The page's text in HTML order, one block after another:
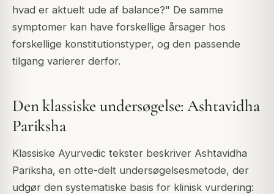
hvad er aktuelt ude af balance?" De samme
symptomer kan have forskellige årsager hos
forskellige konstitutionstyper, og den passende
tilgang varierer derfor.
Den klassiske undersøgelse: Ashtavidha
Pariksha
Klassiske Ayurvedic tekster beskriver Ashtavidha
Pariksha, en otte-delt undersøgelsesmetode, der
udgør den systematiske basis for klinisk vurdering: